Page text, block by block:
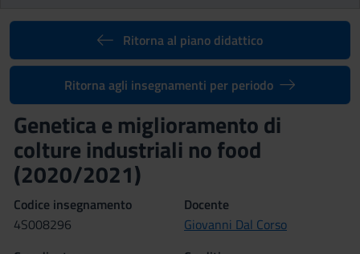
Ritorna al piano didattico
Ritorna agli insegnamenti per periodo
Genetica e miglioramento di
colture industriali no food
(2020/2021)
Codice insegnamento
4S008296
Docente
Giovanni Dal Corso